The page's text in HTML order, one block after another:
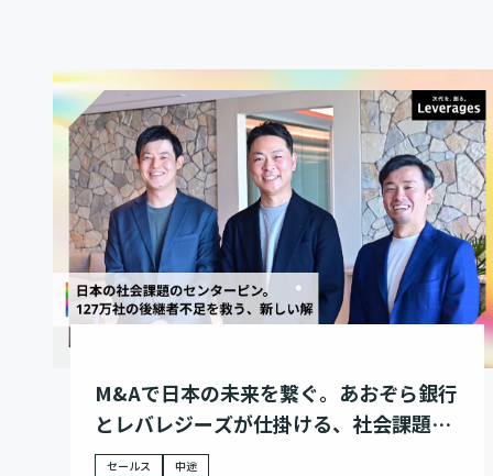
M&Aで日本の未来を繋ぐ。あおぞら銀行
とレバレジーズが仕掛ける、社会課題解
決への挑戦
セールス 中途